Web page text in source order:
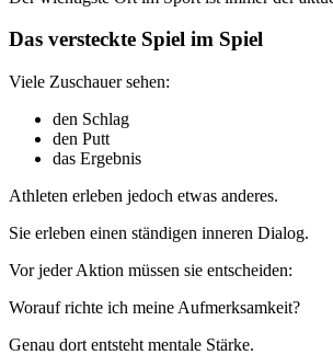
Das versteckte Spiel im Spiel
Viele Zuschauer sehen:
den Schlag
den Putt
das Ergebnis
Athleten erleben jedoch etwas anderes.
Sie erleben einen ständigen inneren Dialog.
Vor jeder Aktion müssen sie entscheiden:
Worauf richte ich meine Aufmerksamkeit?
Genau dort entsteht mentale Stärke.